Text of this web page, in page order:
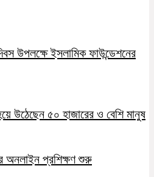
উপলক্ষে ইসলামিক ফাউন্ডেশনের
উঠেছেন ৫০ হাজারের ও বেশি মানুষ
অনলাইন প্রশিক্ষণ শুরু